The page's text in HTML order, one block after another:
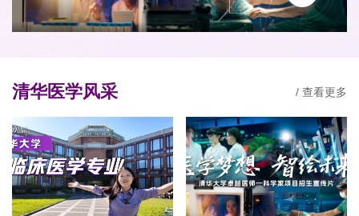
清华医学风采 / 查看更多